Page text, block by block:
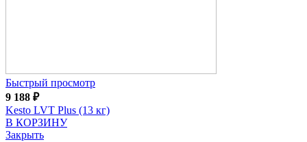
Быстрый просмотр
9 188 ₽
Kesto LVT Plus (13 кг)
В КОРЗИНУ
Закрыть